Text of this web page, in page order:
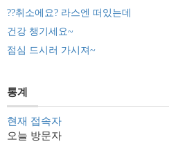
??취소에요? 라스엔 떠있는데
건강 챙기세요~
점심 드시러 가시져~
통계
현재 접속자
오늘 방문자